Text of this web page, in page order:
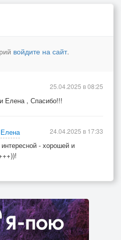
войдите на сайт.
Елена , Спасибо!!!
25.04.2025 в 08:25
- хорошей и
24.04.2025 в 17:33